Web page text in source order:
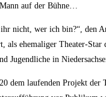
auf der Bühne…
nicht, wer ich bin?“, den
als ehemaliger Theater-
in
dem laufenden Projekt der